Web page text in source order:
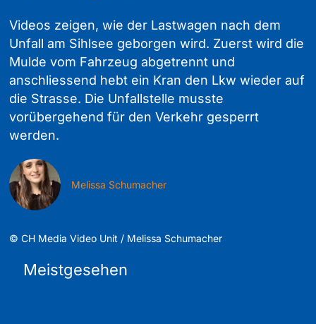
Videos zeigen, wie der Lastwagen nach dem
Unfall am Sihlsee geborgen wird. Zuerst wird die
Mulde vom Fahrzeug abgetrennt und
anschliessend hebt ein Kran den Lkw wieder auf
die Strasse. Die Unfallstelle musste
vorübergehend für den Verkehr gesperrt
werden.
Melissa Schumacher
© CH Media Video Unit / Melissa Schumacher
Meistgesehen